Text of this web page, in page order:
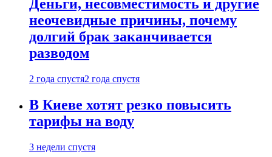
Деньги, несовместимость и другие
неочевидные причины, почему
долгий брак заканчивается
разводом
2 года спустя2 года спустя
В Киеве хотят резко повысить
тарифы на воду
3 недели спустя